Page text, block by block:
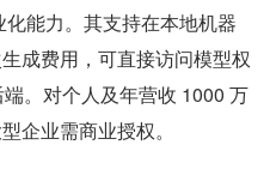
能力。其支持在本地机器
成费用，可直接访问模型权
。对个人及年营收 1000 万
企业需商业授权。